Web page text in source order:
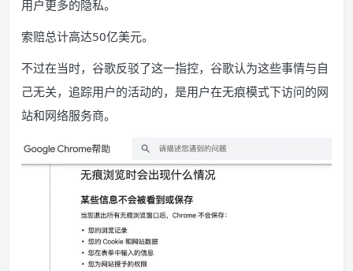
用户更多的隐私。
索赔总计高达50亿美元。
不过在当时，谷歌反驳了这一指控，谷歌认为这些事情与自
己无关，追踪用户的活动的，是用户在无痕模式下访问的网
站和网络服务商。